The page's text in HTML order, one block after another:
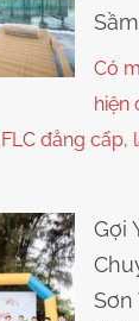
Có
hiện
đẳng cấp,
Gợi
Sơn